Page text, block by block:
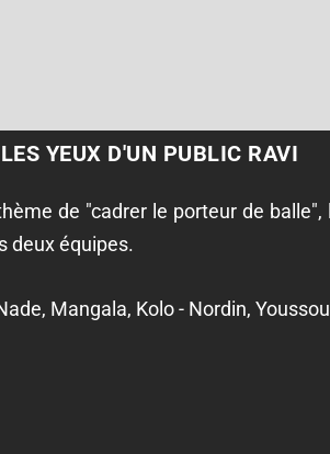
YEUX D'UN PUBLIC RAVI
de "cadrer le porteur de
deux équipes.
Mangala, Kolo - Nordin,